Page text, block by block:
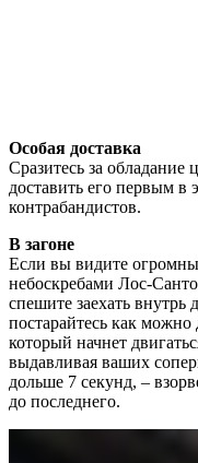
Особая доставка
Сразитесь за обладание
доставить его первым в
контрабандистов.
В загоне
Если вы видите
небоскребами Лос-
спешите заехать внутрь
постарайтесь как
который начнет
выдавливая ваших
дольше 7 секунд, –
до последнего.